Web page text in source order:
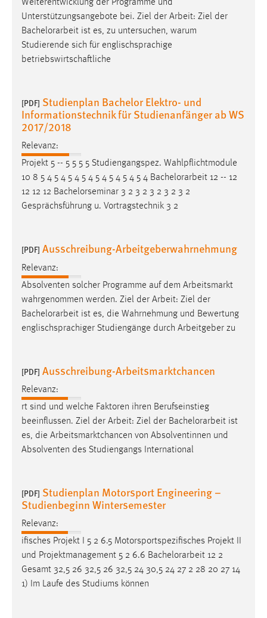
Weiterentwicklung der Programme und
Unterstützungsangebote bei. Ziel der Arbeit: Ziel der
Bachelorarbeit ist es, zu untersuchen, warum
Studierende sich für englischsprachige
betriebswirtschaftliche
[PDF] Studienplan Bachelor Elektro- und
Informationstechnik für Studienanfänger ab WS
2017/2018
Relevanz:
Projekt 5 -- 5 5 5 5 Studiengangspez. Wahlpflichtmodule
10 8 5 4 5 4 5 4 5 4 5 4 5 4 5 4 5 4 Bachelorarbeit 12 -- 12
12 12 12 Bachelorseminar 3 2 3 2 3 2 3 2 3 2
Gesprächsführung u. Vortragstechnik 3 2
[PDF] Ausschreibung-Arbeitgeberwahrnehmung
Relevanz:
Absolventen solcher Programme auf dem Arbeitsmarkt
wahrgenommen werden. Ziel der Arbeit: Ziel der
Bachelorarbeit ist es, die Wahrnehmung und Bewertung
englischsprachiger Studiengänge durch Arbeitgeber zu
[PDF] Ausschreibung-Arbeitsmarktchancen
Relevanz:
rt sind und welche Faktoren ihren Berufseinstieg
beeinflussen. Ziel der Arbeit: Ziel der Bachelorarbeit ist
es, die Arbeitsmarktchancen von Absolventinnen und
Absolventen des Studiengangs International
[PDF] Studienplan Motorsport Engineering –
Studienbeginn Wintersemester
Relevanz:
ifisches Projekt I 5 2 6.5 Motorsportspezifisches Projekt II
und Projektmanagement 5 2 6.6 Bachelorarbeit 12 2
Gesamt 32,5 26 32,5 26 32,5 24 30,5 24 27 2 28 20 27 14
1) Im Laufe des Studiums können